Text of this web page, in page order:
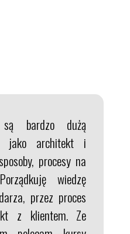
są bardzo dużą
jako architekt i
procesy na
wiedzę
przez proces
z klientem. Ze